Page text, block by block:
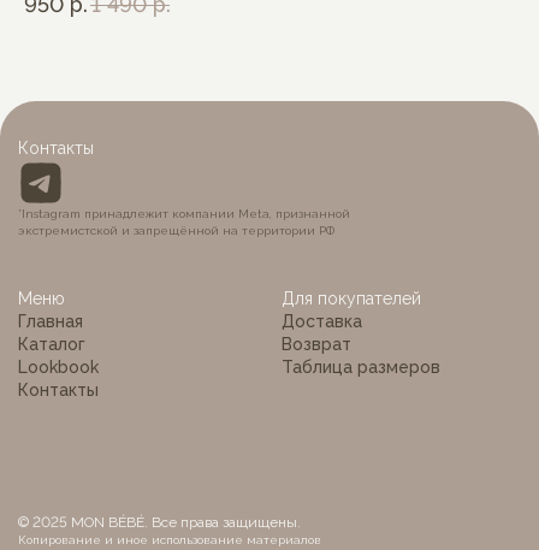
© 2025 MON BÉBÉ. Все права защищены.
Копирование и иное использование материалов
Меню
Главная
Каталог
Lookbook
Контакты
Для покупателей
Доставка
Возврат
Таблица размеров
Контакты
*Instagram принадлежит компании Meta, признанной
экстремистской и запрещённой на территории РФ